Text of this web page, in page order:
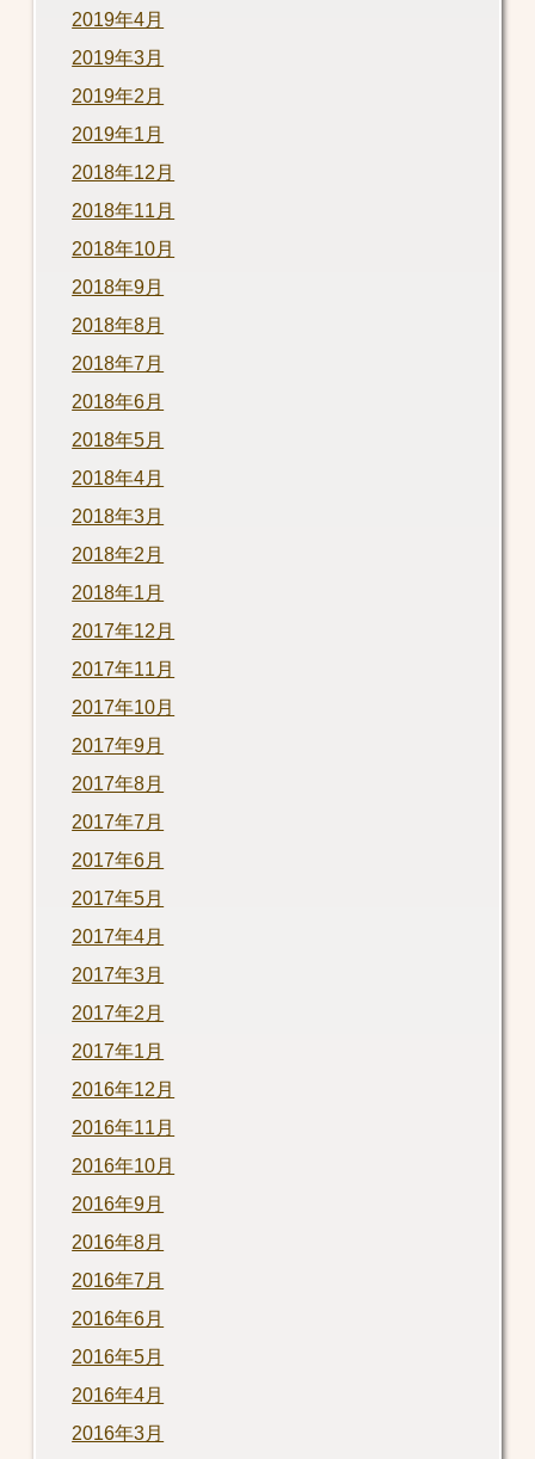
2019年4月
2019年3月
2019年2月
2019年1月
2018年12月
2018年11月
2018年10月
2018年9月
2018年8月
2018年7月
2018年6月
2018年5月
2018年4月
2018年3月
2018年2月
2018年1月
2017年12月
2017年11月
2017年10月
2017年9月
2017年8月
2017年7月
2017年6月
2017年5月
2017年4月
2017年3月
2017年2月
2017年1月
2016年12月
2016年11月
2016年10月
2016年9月
2016年8月
2016年7月
2016年6月
2016年5月
2016年4月
2016年3月